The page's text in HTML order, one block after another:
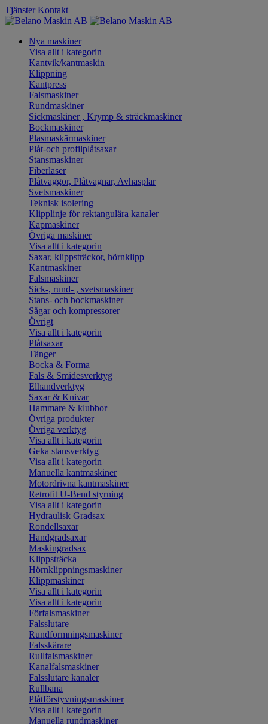
Tjänster Kontakt
Nya maskiner
Visa allt i kategorin
Kantvik/kantmaskin
Klippning
Kantpress
Falsmaskiner
Rundmaskiner
Sickmaskiner , Krymp & sträckmaskiner
Bockmaskiner
Plasmaskärmaskiner
Plåt-och profilplåtsaxar
Stansmaskiner
Fiberlaser
Plåtvaggor, Plåtvagnar, Avhasplar
Svetsmaskiner
Teknisk isolering
Klipplinje för rektangulära kanaler
Kapmaskiner
Övriga maskiner
Visa allt i kategorin
Saxar, klippsträckor, hörnklipp
Kantmaskiner
Falsmaskiner
Sick-, rund- , svetsmaskiner
Stans- och bockmaskiner
Sågar och kompressorer
Övrigt
Visa allt i kategorin
Plåtsaxar
Tänger
Bocka & Forma
Fals & Smidesverktyg
Elhandverktyg
Saxar & Knivar
Hammare & klubbor
Övriga produkter
Övriga verktyg
Visa allt i kategorin
Geka stansverktyg
Visa allt i kategorin
Manuella kantmaskiner
Motordrivna kantmaskiner
Retrofit U-Bend styrning
Visa allt i kategorin
Hydraulisk Gradsax
Rondellsaxar
Handgradsaxar
Maskingradsax
Klippsträcka
Hörnklippningsmaskiner
Klippmaskiner
Visa allt i kategorin
Visa allt i kategorin
Förfalsmaskiner
Falsslutare
Rundformningsmaskiner
Falsskärare
Rullfalsmaskiner
Kanalfalsmaskiner
Falsslutare kanaler
Rullbana
Plåtförstyvningsmaskiner
Visa allt i kategorin
Manuella rundmaskiner